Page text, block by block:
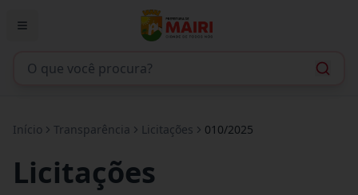
Início Transparência Licitações 010/2025
Licitações